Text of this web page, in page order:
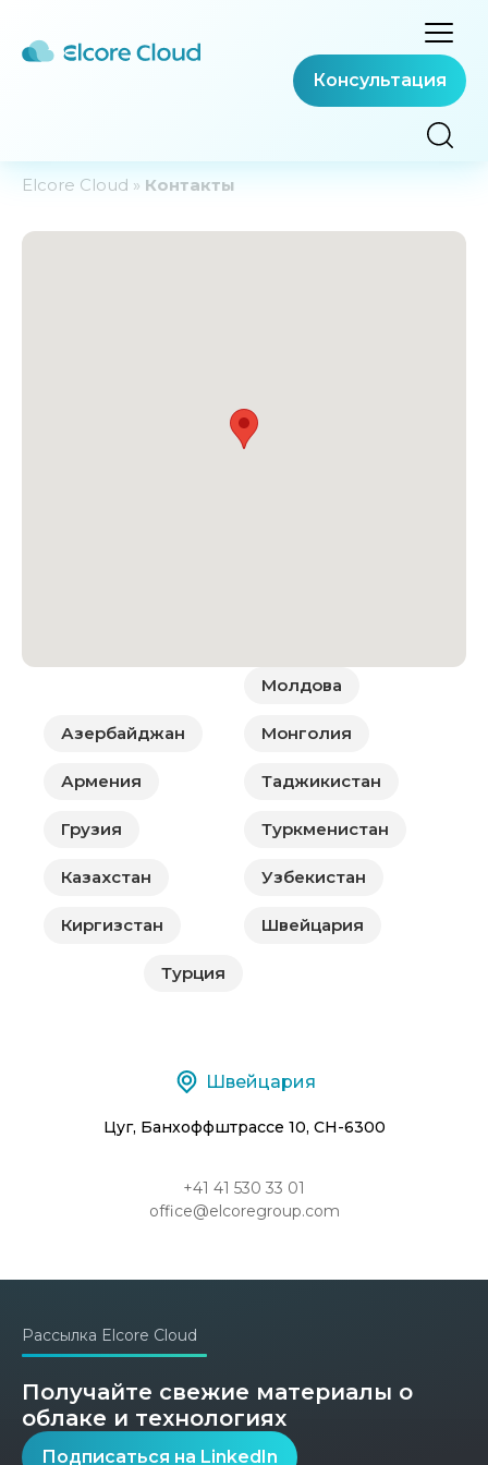
Консультация
Elcore Cloud » Контакты
Молдова
Азербайджан Монголия
Армения Таджикистан
Грузия Туркменистан
Казахстан Узбекистан
Киргизстан Швейцария
Турция
Швейцария
Цуг, Банхоффштрассе 10, CH-6300
+41 41 530 33 01
office@elcoregroup.com
Рассылка Elcore Cloud
Получайте свежие материалы о
облаке и технологиях
Подписаться на LinkedIn